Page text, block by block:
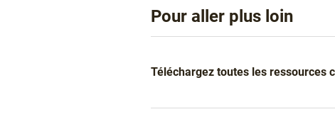
Pour aller plus loin
Téléchargez toutes les ressources